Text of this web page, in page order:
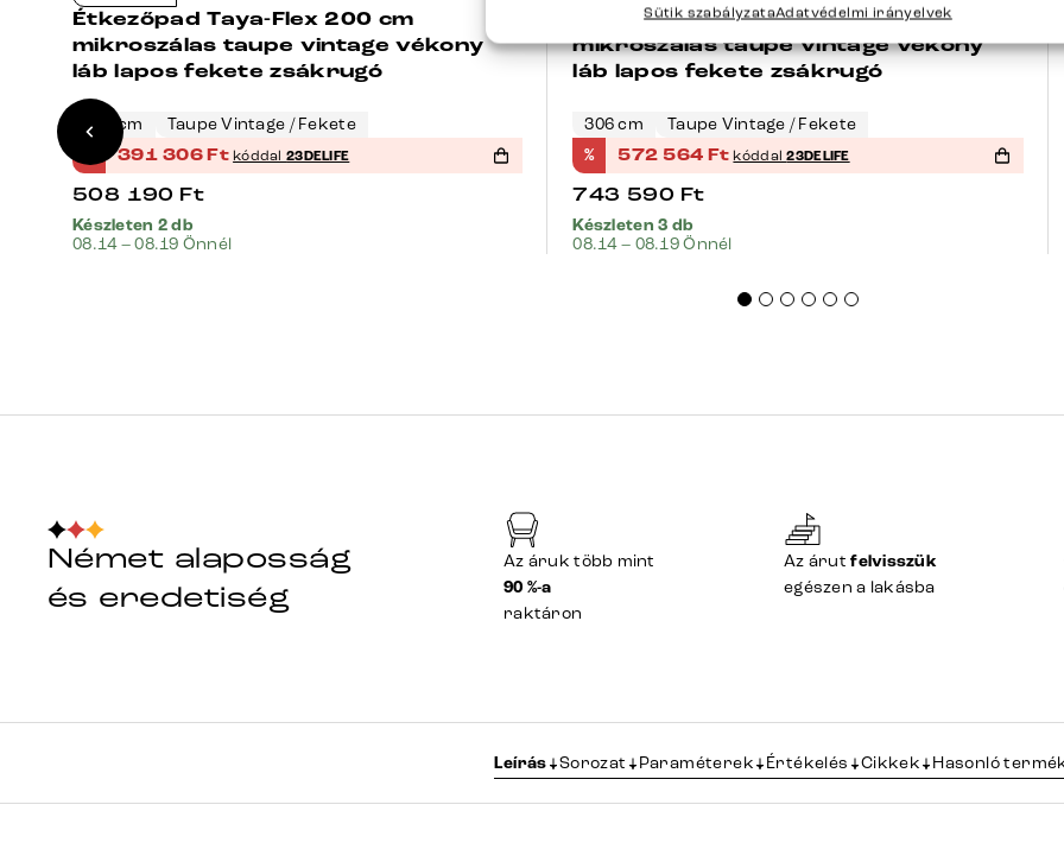
Sütik szabályzataAdatvédelmi irányelvek
Étkezőpad Taya-Flex 200 cm
mikroszálas taupe vintage vékony
láb lapos fekete zsákrugó
203 cm Taupe Vintage / Fekete
391 306Ft kóddal23DELIFE
508 190 Ft
Készleten 2 db
08.14 – 08.19 Önnél
Étkezőpad Taya-Flex 300 cm
mikroszálas taupe vintage vékony
láb lapos fekete zsákrugó
306 cm Taupe Vintage / Fekete
% 572 564 Ft kóddal23DELIFE
743 590 Ft
Készleten 3 db
08.14 – 08.19 Önnél
Német alaposság
és eredetiség
Az áruk több mint
90 %-a
raktáron
Az árutfelvisszük
egészen a lakásba
Leírás Sorozat Paraméterek Értékelés Cikkek Hasonló